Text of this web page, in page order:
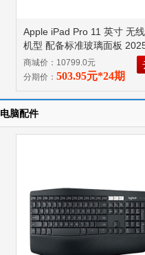
Apple iPad Pro 11 英寸 无
机型 配备标准玻璃面板
256GB 银色 MDWL4CH/A
M5 芯片 配备标准玻璃面板
商城价：10799.0元
分期价： 503.95元*24期
电脑配件